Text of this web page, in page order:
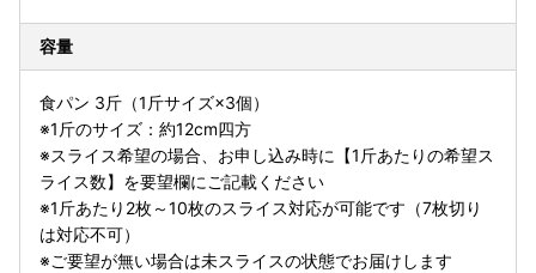
容量
食パン 3斤（1斤サイズ×3個）
※1斤のサイズ：約12cm四方
※スライス希望の場合、お申し込み時に【1斤あたりの希望ス
ライス数】を要望欄にご記載ください
※1斤あたり2枚～10枚のスライス対応が可能です（7枚切り
は対応不可）
※ご要望が無い場合は未スライスの状態でお届けします